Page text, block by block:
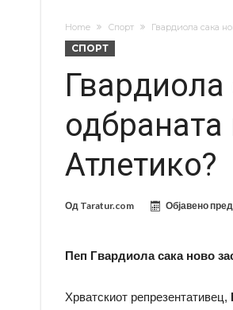
Home Спорт Гвардиола сака
СПОРТ
одбраната
Атлетико?
Од Taratur.com Објавено пред
Пеп Гвардиола сака ново
Хрватскиот репрезентативец,